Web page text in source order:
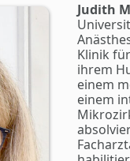
Judith
Klinik
ihrem
einem
einem